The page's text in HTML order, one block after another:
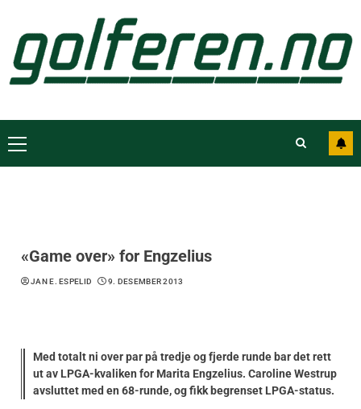
«Game over» for Engzelius
JAN E. ESPELID 9. DESEMBER 2013
Med totalt ni over par på tredje og fjerde runde bar det rett
ut av LPGA-kvaliken for Marita Engzelius. Caroline Westrup
avsluttet med en 68-runde, og fikk begrenset LPGA-status.